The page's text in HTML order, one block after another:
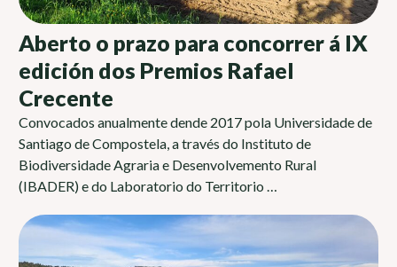
Aberto o prazo para concorrer á IX
edición dos Premios Rafael
Crecente
Convocados anualmente dende 2017 pola Universidade de
Santiago de Compostela, a través do Instituto de
Biodiversidade Agraria e Desenvolvemento Rural
(IBADER) e do Laboratorio do Territorio …